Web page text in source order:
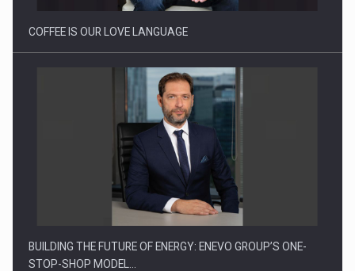
COFFEE IS OUR LOVE LANGUAGE
BUILDING THE FUTURE OF ENERGY: ENEVO GROUP’S ONE-
STOP-SHOP MODEL…